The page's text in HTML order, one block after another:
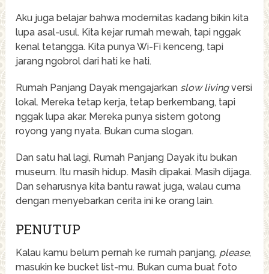
Aku juga belajar bahwa modernitas kadang bikin kita
lupa asal-usul. Kita kejar rumah mewah, tapi nggak
kenal tetangga. Kita punya Wi-Fi kenceng, tapi
jarang ngobrol dari hati ke hati.
Rumah Panjang Dayak mengajarkan slow livingversi
lokal. Mereka tetap kerja, tetap berkembang, tapi
nggak lupa akar. Mereka punya sistem gotong
royong yang nyata. Bukan cuma slogan.
Dan satu hal lagi, Rumah Panjang Dayak itu bukan
museum. Itu masih hidup. Masih dipakai. Masih dijaga.
Dan seharusnya kita bantu rawat juga, walau cuma
dengan menyebarkan cerita ini ke orang lain.
PENUTUP
Kalau kamu belum pernah ke rumah panjang, please,
masukin ke bucket list-mu. Bukan cuma buat foto